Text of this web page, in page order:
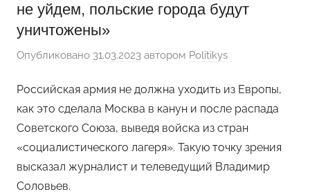
не уйдем, польские города будут
уничтожены»
Опубликовано 31.03.2023 автором Politikys
Российская армия не должна уходить из Европы,
как это сделала Москва в канун и после распада
Советского Союза, выведя войска из стран
«социалистического лагеря». Такую точку зрения
высказал журналист и телеведущий Владимир
Соловьев.